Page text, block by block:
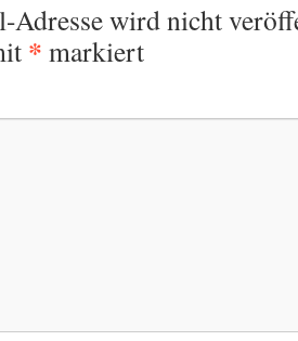
Adresse wird nicht
* markiert